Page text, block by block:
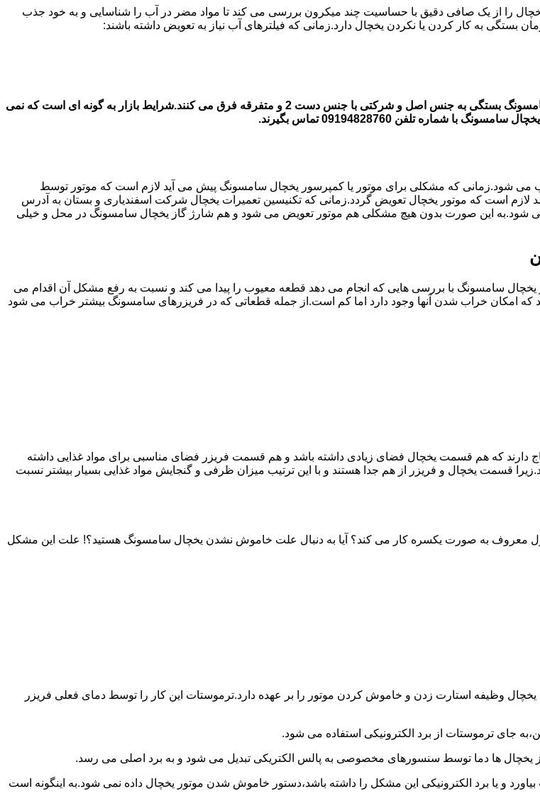
را از یک صافی دقیق با حساسیت چند میکرون بررسی می کند تا مواد مضر در آب را شناسایی و به خود جذب
قیمت فیلتر های آب یخچال سامسونگ در در اسفندیاری و بستان قیمت فیلتر آب یخچال سامسونگ بستگی به جنس اصل و شرکتی با جنس دست 2 و متفرقه فرق می کنند.شرایط بازار به گونه ای است که نمی
تلفن 09194828760 تماس بگیرند.
شود.زمانی که مشکلی برای موتور یا کمپرسور یخچال سامسونگ پیش می آید لازم است که موتور توسط
است که موتور یخچال تعویض گردد.زمانی که تکنیسین تعمیرات یخچال شرکت اسفندیاری و بستان به آدرس
شود.به این صورت بدون هیچ مشکلی هم موتور تعویض می شود و هم شارژ گاز یخچال سامسونگ در محل و خیلی
سامسونگ با بررسی هایی که انجام می دهد قطعه معیوب را پیدا می کند و نسبت به رفع مشکل آن اقدام می
که امکان خراب شدن آنها وجود دارد اما کم است.از جمله قطعاتی که در فریزرهای سامسونگ بیشتر خراب می شود
دارند که هم قسمت یخچال فضای زیادی داشته باشد و هم قسمت فریزر فضای مناسبی برای مواد غذایی داشته
قسمت یخچال و فریزر از هم جدا هستند و با این ترتیب میزان ظرفی و گنجایش مواد غذایی بسیار بیشتر نسبت
قول معروف به صورت یکسره کار می کند؟ آیا به دنبال علت خاموش نشدن یخچال سامسونگ هستید؟! علت این مشکل
وظیفه استارت زدن و خاموش کردن موتور را بر عهده دارد.ترموستات این کار را توسط دمای فعلی فریزر
جای ترموستات از برد الکترونیکی استفاده می شود.
از یخچال ها دما توسط سنسورهای مخصوصی به پالس الکتریکی تبدیل می شود و به برد اصلی می رسد.
و یا برد الکترونیکی این مشکل را داشته باشد،دستور خاموش شدن موتور یخچال داده نمی شود.به اینگونه است